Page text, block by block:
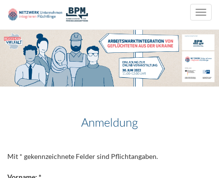
Anmeldung
Mit * gekennzeichnete Felder sind Pflichtangaben.